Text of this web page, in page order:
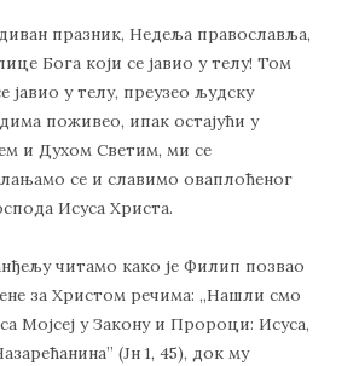
празник, Недеља православља,
Бога који се јавио у телу! Том
јавио у телу, преузео људску
поживео, ипак остајући у
и Духом Светим, ми се
се и славимо оваплоћеног
Исуса Христа.
читамо како је Филип позвао
за Христом речима: „Нашли смо
Мојсеј у Закону и Пророци: Исуса,
(Јн 1, 45), док му